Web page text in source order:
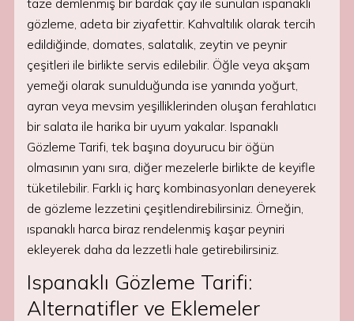
taze demlenmiş bir bardak çay ile sunulan ıspanaklı
gözleme, adeta bir ziyafettir. Kahvaltılık olarak tercih
edildiğinde, domates, salatalık, zeytin ve peynir
çeşitleri ile birlikte servis edilebilir. Öğle veya akşam
yemeği olarak sunulduğunda ise yanında yoğurt,
ayran veya mevsim yeşilliklerinden oluşan ferahlatıcı
bir salata ile harika bir uyum yakalar. Ispanaklı
Gözleme Tarifi, tek başına doyurucu bir öğün
olmasının yanı sıra, diğer mezelerle birlikte de keyifle
tüketilebilir. Farklı iç harç kombinasyonları deneyerek
de gözleme lezzetini çeşitlendirebilirsiniz. Örneğin,
ıspanaklı harca biraz rendelenmiş kaşar peyniri
ekleyerek daha da lezzetli hale getirebilirsiniz.
Ispanaklı Gözleme Tarifi:
Alternatifler ve Eklemeler